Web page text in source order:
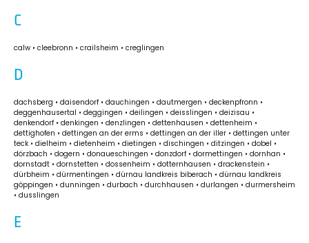
C
calw • cleebronn • crailsheim • creglingen
D
dachsberg • daisendorf • dauchingen • dautmergen • deckenpfronn •
deggenhausertal • deggingen • deilingen • deisslingen • deizisau •
denkendorf • denkingen • denzlingen • dettenhausen • dettenheim •
dettighofen • dettingen an der erms • dettingen an der iller • dettingen unter
teck • dielheim • dietenheim • dietingen • dischingen • ditzingen • dobel •
dörzbach • dogern • donaueschingen • donzdorf • dormettingen • dornhan •
dornstadt • dornstetten • dossenheim • dotternhausen • drackenstein •
dürbheim • dürmentingen • dürnau landkreis biberach • dürnau landkreis
göppingen • dunningen • durbach • durchhausen • durlangen • durmersheim
• dusslingen
E